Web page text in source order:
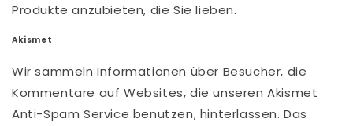
Produkte anzubieten, die Sie lieben.
Akismet
Wir sammeln Informationen über Besucher, die
Kommentare auf Websites, die unseren Akismet
Anti-Spam Service benutzen, hinterlassen. Das